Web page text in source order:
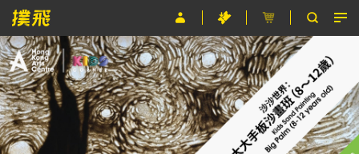
節目
主辦單位
關於撲飛